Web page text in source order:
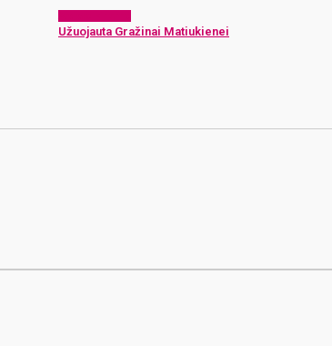
Užuojauta Gražinai Matiukienei